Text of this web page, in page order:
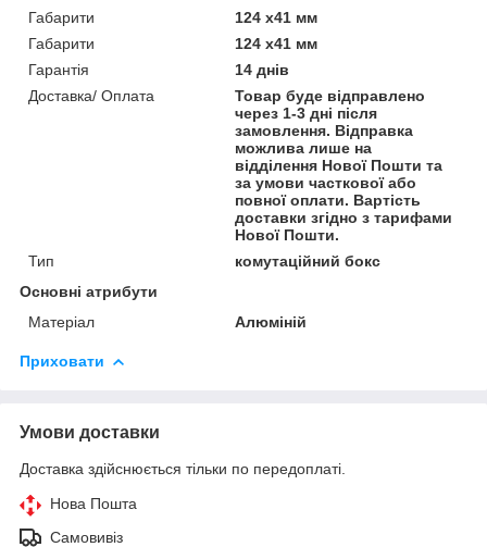
Габарити
124 х41 мм
Габарити
124 х41 мм
Гарантія
14 днів
Доставка/ Оплата
Товар буде відправлено
через 1-3 дні після
замовлення. Відправка
можлива лише на
відділення Нової Пошти та
за умови часткової або
повної оплати. Вартість
доставки згідно з тарифами
Нової Пошти.
Тип
комутаційний бокс
Основні атрибути
Матеріал
Алюміній
Приховати
Умови доставки
Доставка здійснюється тільки по передоплаті.
Нова Пошта
Самовивіз